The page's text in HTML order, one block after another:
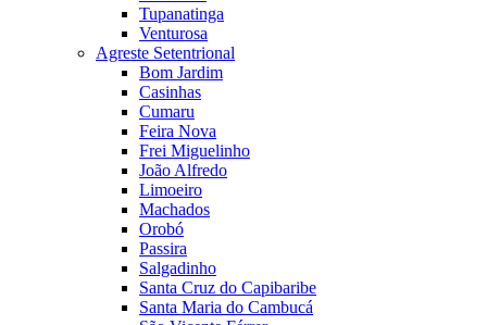
Tupanatinga
Venturosa
Agreste Setentrional
Bom Jardim
Casinhas
Cumaru
Feira Nova
Frei Miguelinho
João Alfredo
Limoeiro
Machados
Orobó
Passira
Salgadinho
Santa Cruz do Capibaribe
Santa Maria do Cambucá